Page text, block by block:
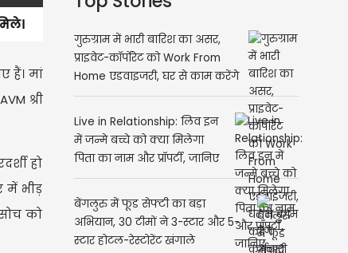
हैं। मां
श्री
हो
में भीड़
को
गुरुग्राम में भारी बारिश का असर,
प्राइवेट-कॉर्पोरेट को Work From
Home एडवाइजरी, घर से काम करेंगे
कर्मचारी
Live in Relationship: लिव इन
में जन्मे बच्चे को क्या मिलेगा
पिता का नाम और प्रॉपर्टी, जानिए
कानून?
बेंगलुरु में फूड सेफ्टी का बड़ा
अभियान, 30 टीमों ने 3-स्टार और 5-
स्टार होटल-रेस्टोरेंट खंगाले